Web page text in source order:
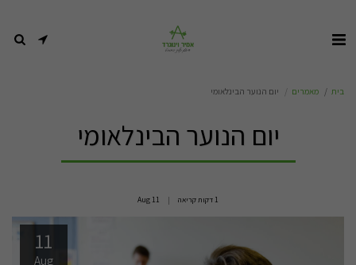
בית מאמרים יום הנוער הבינלאומי
יום הנוער הבינלאומי
1 דקות קריאה 11
Aug
11
Aug